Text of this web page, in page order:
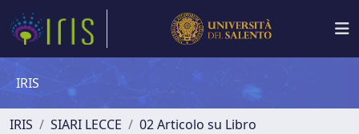
IRIS
IRIS SIARI LECCE
02 Articolo su Libro